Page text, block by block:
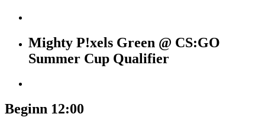
Mighty P!xels Green @ CS:GO
Summer Cup Qualifier
Beginn 12:00